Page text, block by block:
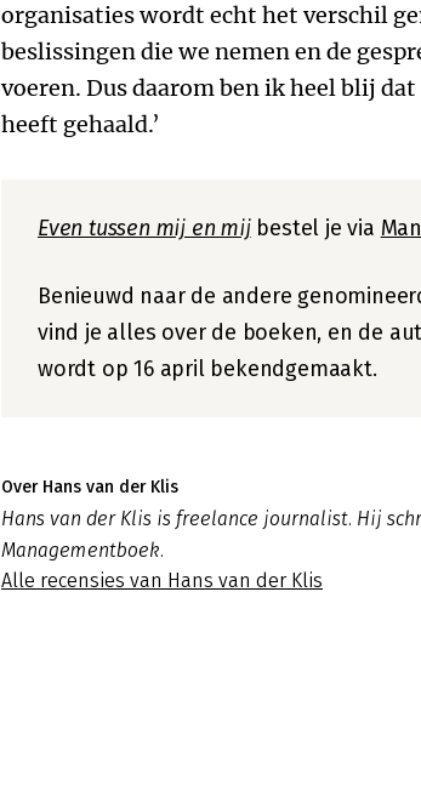
organisaties wordt echt het verschil
beslissingen die we nemen en de
voeren. Dus daarom ben ik heel blij
heeft gehaald.’
Even tussen mij en mijbestel je via
Benieuwd naar de andere
vind je alles over de boeken, en de
wordt op 16 april bekendgemaakt.
Over Hans van der Klis
Hans van der Klis is freelance journalist. Hij
Managementboek.
Alle recensies van Hans van der Klis